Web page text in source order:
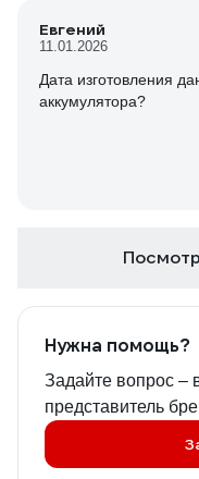
Евгений
11.01.2026
Дата изготовления
аккумулятора?
Нужна помощь?
Задайте вопрос –
представитель